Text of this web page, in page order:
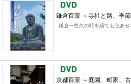
鎌倉百景 ～寺社と路、季
鎌倉一悠久の時を経ても色あせ
京都百景 ～庭園、町家、